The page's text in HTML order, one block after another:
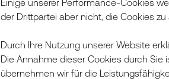
Einige unserer Performance-Cookies
der Drittpartei aber nicht, die Cookies
Durch Ihre Nutzung unserer Website
Die Annahme dieser Cookies durch Sie
übernehmen wir für die